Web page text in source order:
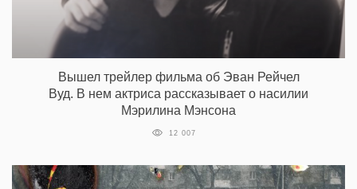
Вышел трейлер фильма об Эван Рейчел
Вуд. В нем актриса рассказывает о насилии
Мэрилина Мэнсона
12 007